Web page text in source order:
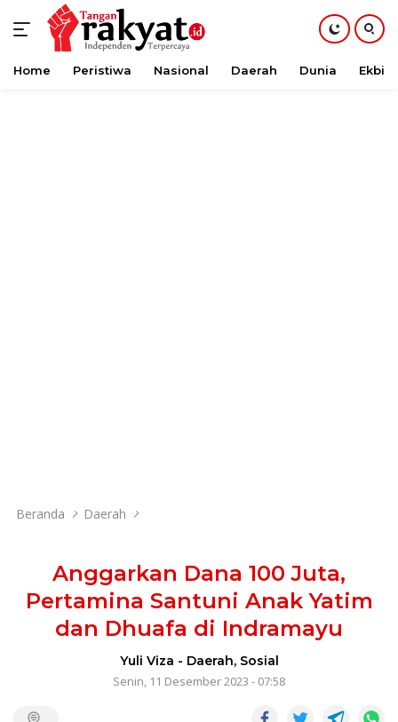
Langsung
Home Peristiwa Nasional Daerah Dunia Ekbis
Beranda Daerah
Anggarkan Dana 100 Juta,
Pertamina Santuni Anak Yatim
dan Dhuafa di Indramayu
Yuli Viza - Daerah, Sosial
Senin, 11 Desember 2023 - 07:58